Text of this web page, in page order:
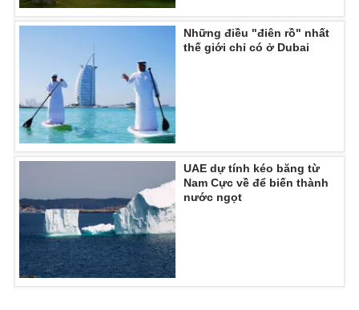
Sản phẩm
Tư vấn
Chuyên mục khác
Emagazine Podcast
Infographic
Video Shorts video
VTV Money VTV Thể thao
Những điều "điên rồ" nhất
thế giới chỉ có ở Dubai
UAE dự tính kéo băng từ
Nam Cực về để biến thành
nước ngọt